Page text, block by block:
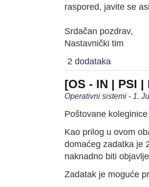
raspored, javite se
Srdačan pozdrav,
Nastavnički tim
2 dodataka
[OS - IN | PSI
Operativni sistemi - 1.
Poštovane
Kao prilog u ovom
domaćeg zadatka je
naknadno biti
Zadatak je moguće